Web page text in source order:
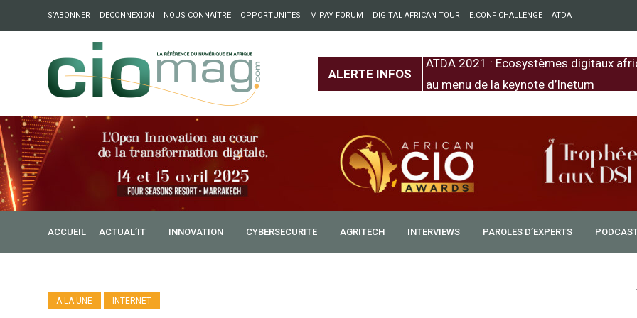
S’ABONNER DECONNEXION NOUS CONNAÎTRE OPPORTUNITES M PAY FORUM DIGITAL AFRICAN TOUR E.CONF CHALLENGE ATDA
ALERTE INFOS
: Partech Shaker lance Chapter54 pour créer des ponts entre l’Europe et
ATDA 2021 : Ecosystèmes digitaux
au menu de la keynote d’Inetum
ACCUEIL ACTUAL’IT INNOVATION CYBERSECURITE AGRITECH INTERVIEWS PAROLES D’EXPERTS
A LA UNE INTERNET